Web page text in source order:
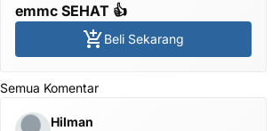
emmc SEHAT 👍
Beli Sekarang
Semua Komentar
Hilman